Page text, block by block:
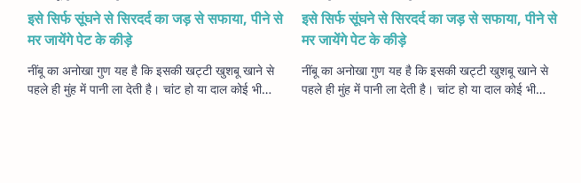
इसे सिर्फ सूंघने से सिरदर्द का जड़ से सफाया, पीने से
मर जायेंगे पेट के कीड़े
नींबू का अनोखा गुण यह है कि इसकी खट्टी खुशबू खाने से
पहले ही मुंह में पानी ला देती है। चांट हो या दाल कोई भी
इसे सिर्फ सूंघने से सिरदर्द का जड़ से सफाया, पीने से
मर जायेंगे पेट के कीड़े
नींबू का अनोखा गुण यह है कि इसकी खट्टी खुशबू खाने से
पहले ही मुंह में पानी ला देती है। चांट हो या दाल कोई भी